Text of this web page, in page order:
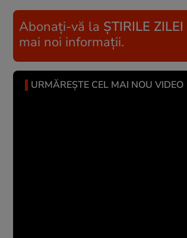
Abonați-vă la ȘTIRILE ZILEI
mai noi informații.
URMĂREȘTE CEL MAI NOU VIDEO